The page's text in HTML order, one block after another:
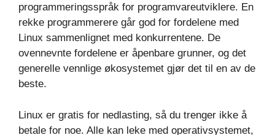
programmeringsspråk for programvareutviklere. En
rekke programmerere går god for fordelene med
Linux sammenlignet med konkurrentene. De
ovennevnte fordelene er åpenbare grunner, og det
generelle vennlige økosystemet gjør det til en av de
beste.
Linux er gratis for nedlasting, så du trenger ikke å
betale for noe. Alle kan leke med operativsystemet,